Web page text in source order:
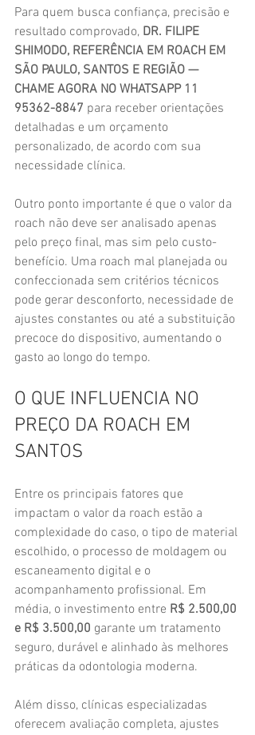
Para quem busca confiança, precisão e
resultado comprovado, DR. FILIPE
SHIMODO, REFERÊNCIA EM ROACH EM
SÃO PAULO, SANTOS E REGIÃO —
CHAME AGORA NO WHATSAPP 11
95362-8847 para receber orientações
detalhadas e um orçamento
personalizado, de acordo com sua
necessidade clínica.
Outro ponto importante é que o valor da
roach não deve ser analisado apenas
pelo preço final, mas sim pelo custo-
benefício. Uma roach mal planejada ou
confeccionada sem critérios técnicos
pode gerar desconforto, necessidade de
ajustes constantes ou até a substituição
precoce do dispositivo, aumentando o
gasto ao longo do tempo.
O QUE INFLUENCIA NO
PREÇO DA ROACH EM
SANTOS
Entre os principais fatores que
impactam o valor da roach estão a
complexidade do caso, o tipo de material
escolhido, o processo de moldagem ou
escaneamento digital e o
acompanhamento profissional. Em
média, o investimento entre R$ 2.500,00
e R$ 3.500,00 garante um tratamento
seguro, durável e alinhado às melhores
práticas da odontologia moderna.
Além disso, clínicas especializadas
oferecem avaliação completa, ajustes